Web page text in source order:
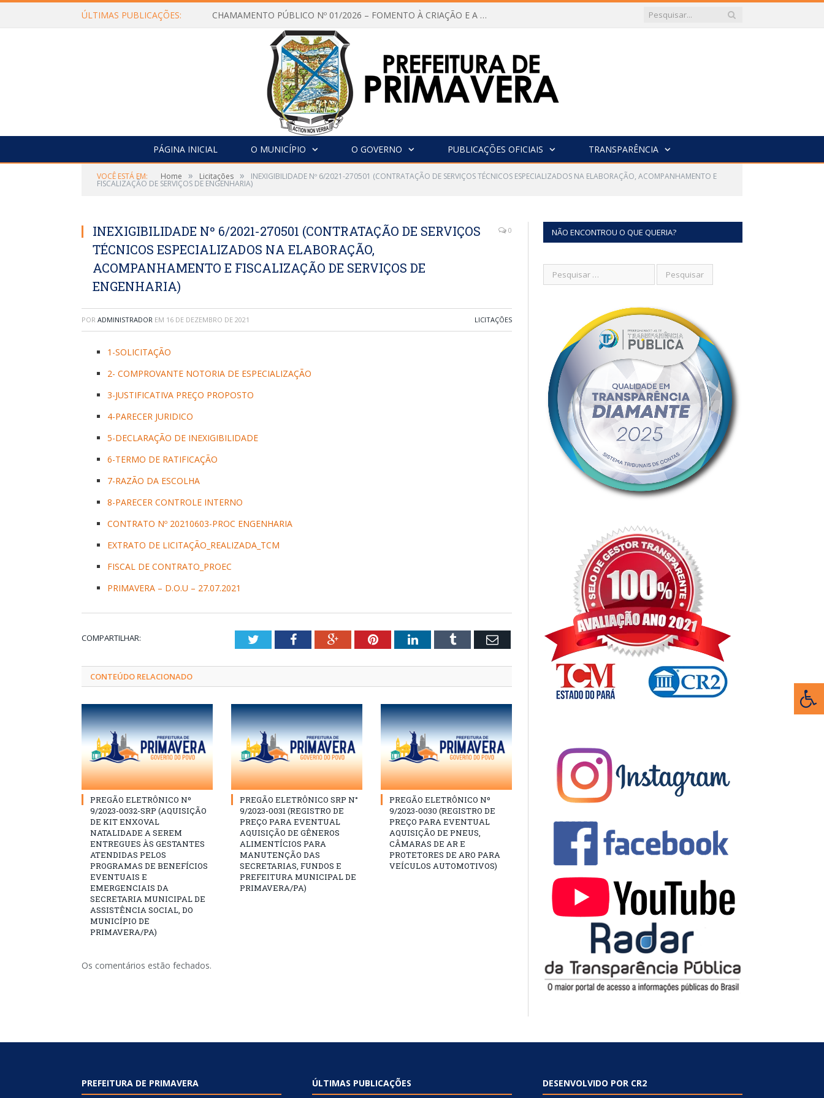
ÚLTIMAS PUBLICAÇÕES: CHAMAMENTO PÚBLICO Nº 01/2026 – FOMENTO À CRIAÇÃO E A CIRCULAÇÃO DE PRODUÇÕES CULTURAIS – Aldir Blanc
PÁGINA INICIAL O MUNICÍPIO O GOVERNO PUBLICAÇÕES OFICIAIS TRANSPARÊNCIA
VOCÊ ESTÁ EM: Home » Licitações » INEXIGIBILIDADE Nº 6/2021-270501 (CONTRATAÇÃO DE SERVIÇOS TÉCNICOS ESPECIALIZADOS NA ELABORAÇÃO, ACOMPANHAMENTO E
FISCALIZAÇÃO DE SERVIÇOS DE ENGENHARIA)
INEXIGIBILIDADE Nº 6/2021-270501 (CONTRATAÇÃO DE SERVIÇOS
TÉCNICOS ESPECIALIZADOS NA ELABORAÇÃO,
ACOMPANHAMENTO E FISCALIZAÇÃO DE SERVIÇOS DE
ENGENHARIA)
0
POR ADMINISTRADOR EM 16 DE DEZEMBRO DE 2021 LICITAÇÕES
1-SOLICITAÇÃO
2- COMPROVANTE NOTORIA DE ESPECIALIZAÇÃO
3-JUSTIFICATIVA PREÇO PROPOSTO
4-PARECER JURIDICO
5-DECLARAÇÃO DE INEXIGIBILIDADE
6-TERMO DE RATIFICAÇÃO
7-RAZÃO DA ESCOLHA
8-PARECER CONTROLE INTERNO
CONTRATO Nº 20210603-PROC ENGENHARIA
EXTRATO DE LICITAÇÃO_REALIZADA_TCM
FISCAL DE CONTRATO_PROEC
PRIMAVERA – D.O.U – 27.07.2021
COMPARTILHAR: TwitterFacebookGoogle+PinterestLinkedInTumblr Email
CONTEÚDO RELACIONADO
PREGÃO ELETRÔNICO Nº
9/2023-0032-SRP (AQUISIÇÃO
DE KIT ENXOVAL
NATALIDADE A SEREM
ENTREGUES ÀS GESTANTES
ATENDIDAS PELOS
PROGRAMAS DE BENEFÍCIOS
EVENTUAIS E
EMERGENCIAIS DA
SECRETARIA MUNICIPAL DE
ASSISTÊNCIA SOCIAL, DO
MUNICÍPIO DE
PRIMAVERA/PA)
PREGÃO ELETRÔNICO SRP N°
9/2023-0031 (REGISTRO DE
PREÇO PARA EVENTUAL
AQUISIÇÃO DE GÊNEROS
ALIMENTÍCIOS PARA
MANUTENÇÃO DAS
SECRETARIAS, FUNDOS E
PREFEITURA MUNICIPAL DE
PRIMAVERA/PA)
PREGÃO ELETRÔNICO Nº
9/2023-0030 (REGISTRO DE
PREÇO PARA EVENTUAL
AQUISIÇÃO DE PNEUS,
CÂMARAS DE AR E
PROTETORES DE ARO PARA
VEÍCULOS AUTOMOTIVOS)
Os comentários estão fechados.
NÃO ENCONTROU O QUE QUERIA?
PREFEITURA DE PRIMAVERA ÚLTIMAS PUBLICAÇÕES DESENVOLVIDO POR CR2